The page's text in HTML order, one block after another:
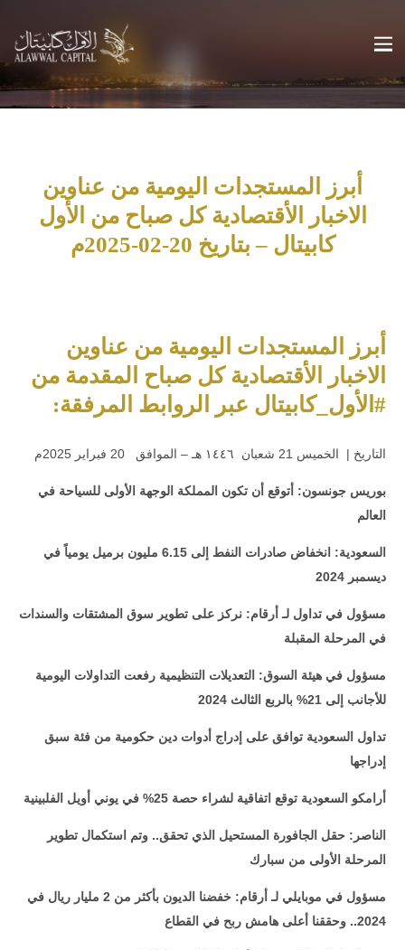
أبرز المستجدات اليومية من عناوين
الاخبار الأقتصادية كل صباح من الأول
كابيتال – بتاريخ 20-02-2025م
أبرز المستجدات اليومية من عناوين
الاخبار الأقتصادية كل صباح المقدمة من
#الأول_كابيتال عبر الروابط المرفقة:
التاريخ | الخميس 21 شعبان ١٤٤٦ هـ – الموافق 20 فبراير 2025م
بوريس جونسون: أتوقع أن تكون المملكة الوجهة الأولى للسياحة في
العالم
السعودية: انخفاض صادرات النفط إلى 6.15 مليون برميل يومياً في
ديسمبر 2024
مسؤول في تداول لـ أرقام: نركز على تطوير سوق المشتقات والسندات
في المرحلة المقبلة
مسؤول في هيئة السوق: التعديلات التنظيمية رفعت التداولات اليومية
للأجانب إلى 21% بالربع الثالث 2024
تداول السعودية توافق على إدراج أدوات دين حكومية من فئة سبق
إدراجها
أرامكو السعودية توقع اتفاقية لشراء حصة 25% في يوني أويل الفلبينية
الناصر: حقل الجافورة المستحيل الذي تحقق.. وتم استكمال تطوير
المرحلة الأولى من سبارك
مسؤول في موبايلي لـ أرقام: خفضنا الديون بأكثر من 2 مليار ريال في
2024.. وحققنا أعلى هامش ربح في القطاع